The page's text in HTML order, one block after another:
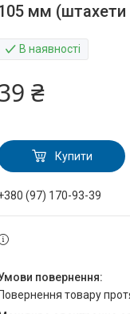
мм (штахети
В наявності
₴
Купити
(97) 170-93-39
повернення товару